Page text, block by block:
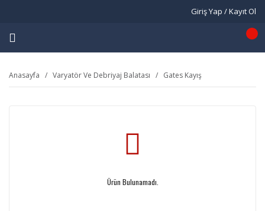
Giriş Yap / Kayıt Ol
Anasayfa Varyatör Ve Debriyaj Balatası Gates Kayış
Ürün Bulunamadı.